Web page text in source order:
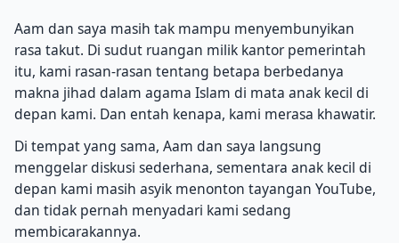
Aam dan saya masih tak mampu menyembunyikan
rasa takut. Di sudut ruangan milik kantor pemerintah
itu, kami rasan-rasan tentang betapa berbedanya
makna jihad dalam agama Islam di mata anak kecil di
depan kami. Dan entah kenapa, kami merasa khawatir.
Di tempat yang sama, Aam dan saya langsung
menggelar diskusi sederhana, sementara anak kecil di
depan kami masih asyik menonton tayangan YouTube,
dan tidak pernah menyadari kami sedang
membicarakannya.